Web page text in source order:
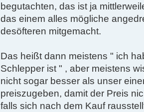
begutachten, das ist ja
das einem alles mögliche
desöfteren mitgemacht.
Das heißt dann meistens " ich
Schlepper ist " , aber meistens
nicht sogar besser als unser
preiszugeben, damit der Preis
falls sich nach dem Kauf